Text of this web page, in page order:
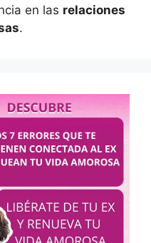
en las relaciones
.